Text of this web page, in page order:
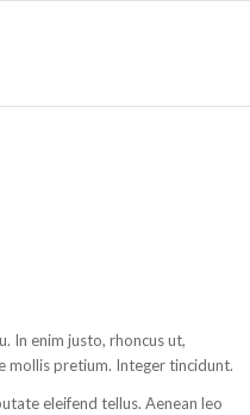
In enim justo, rhoncus ut,
mollis pretium. Integer tincidunt.
eleifend tellus. Aenean leo